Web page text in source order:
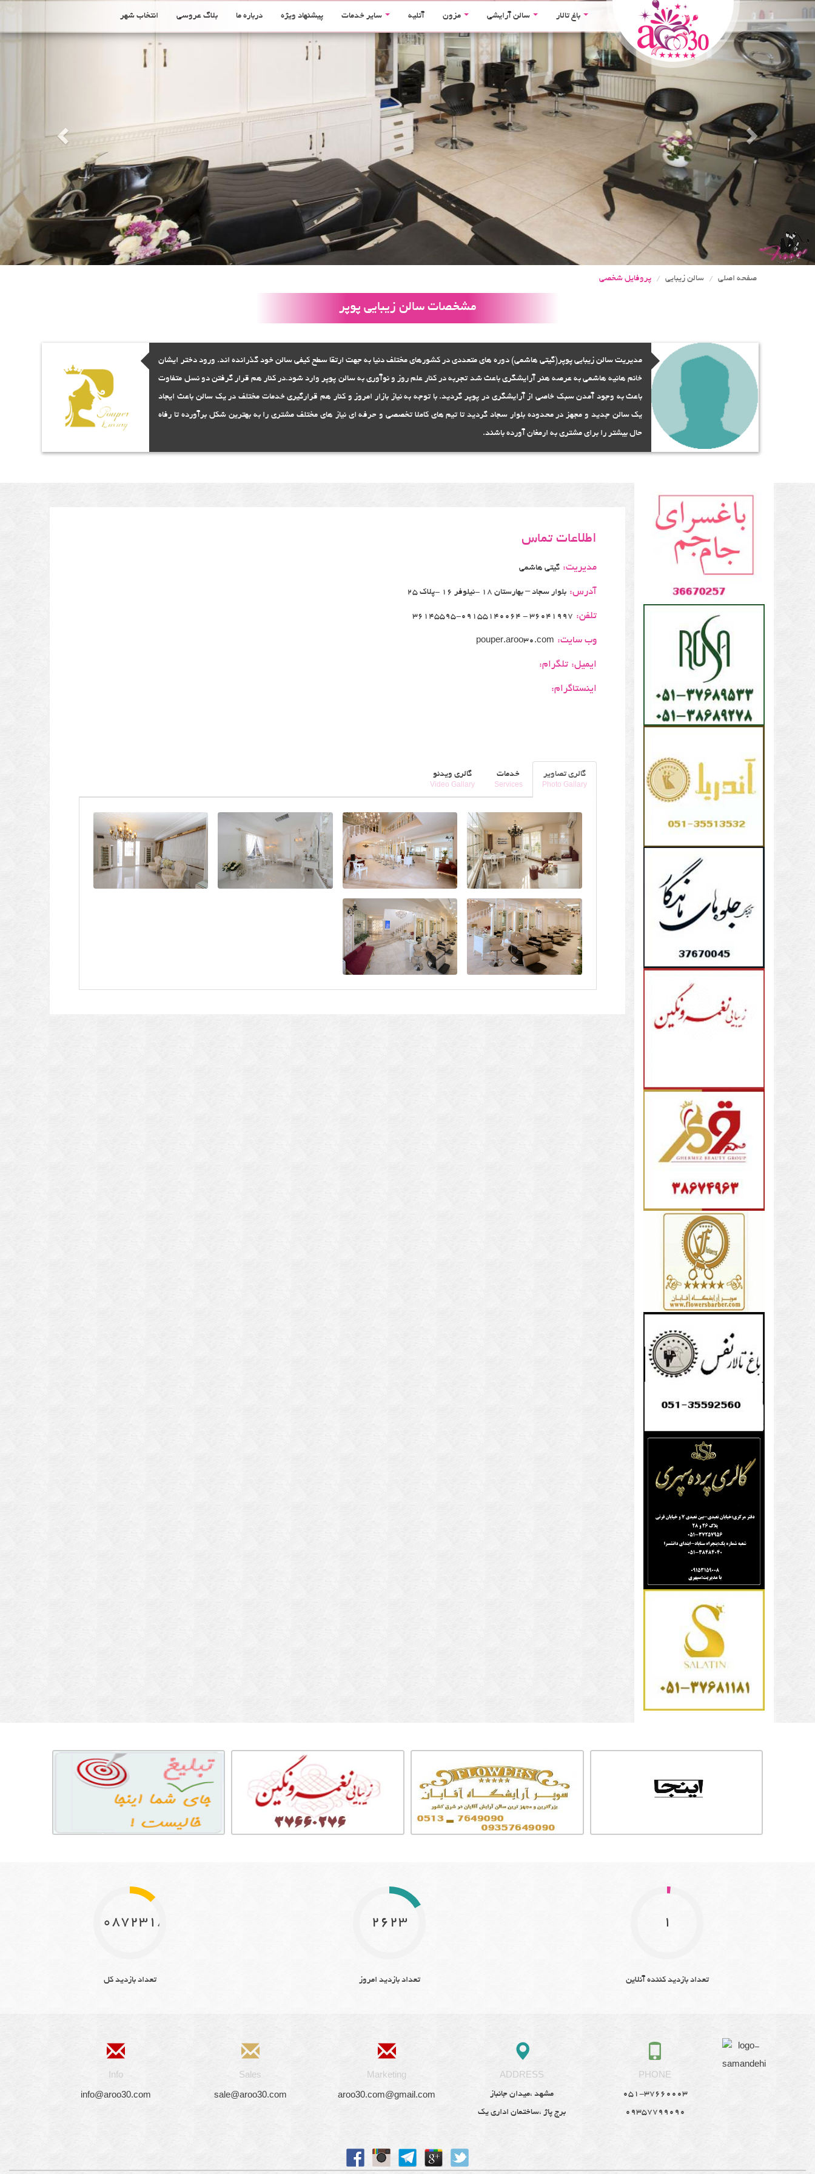
باغ تالار سالن آرایشی مزون آتلیه سایر خدمات پیشنهاد ویژه درباره ما بلاگ عروسی انتخاب شهر
Next
صفحه اصلی سالن زیبایی پروفایل شخصی
مشخصات سالن زیبایی پوپر
مدیریت سالن زیبایی پوپر(گیتی هاشمی) دوره های متعددی در کشورهای مختلف دنیا به جهت ارتقا سطح کیفی سالن خود گذرانده اند. ورود دختر ایشان
خانم هانیه هاشمی به عرصه هنر آرایشگری باعث شد تجربه در کنار علم روز و نوآوری به سالن پوپر وارد شود.در کنار هم قرار گرفتن دو نسل متفاوت
باعث به وجود آمدن سبک خاصی از آرایشگری در پوپر گردید. با توجه به نیاز بازار امروز و کنار هم قرارگیری خدمات مختلف در یک سالن باعث ایجاد
یک سالن جدید و مجهز در محدوده بلوار سجاد گردید تا تیم های کاملا تخصصی و حرفه ای نیاز های مختلف مشتری را به بهترین شکل برآورده تا رفاه
حال بیشتر را برای مشتری به ارمغان آورده باشند.
اطلاعات تماس
مدیریت: گیتی هاشمی
آدرس: بلوار سجاد – بهارستان 18 -نیلوفر 16 -پلاک 25
تلفن: 36041997 - 36145595-09155140064
وب سایت: pouper.aroo30.com
ایمیل: تلگرام:
اینستاگرام:
گالری تصاویر
Photo Gallary
خدمات
Services
گالری ویدئو
Video Gallary
1
تعداد بازدید کننده آنلاین
2623
تعداد بازدید امروز
10872318
تعداد بازدید کل
Info
info@aroo30.com
Sales
sale@aroo30.com
Marketing
aroo30.com@gmail.com
ADDRESS
مشهد ،میدان جانباز
برج پاژ ،ساختمان اداری یک
PHONE
051-37660003
09357799090